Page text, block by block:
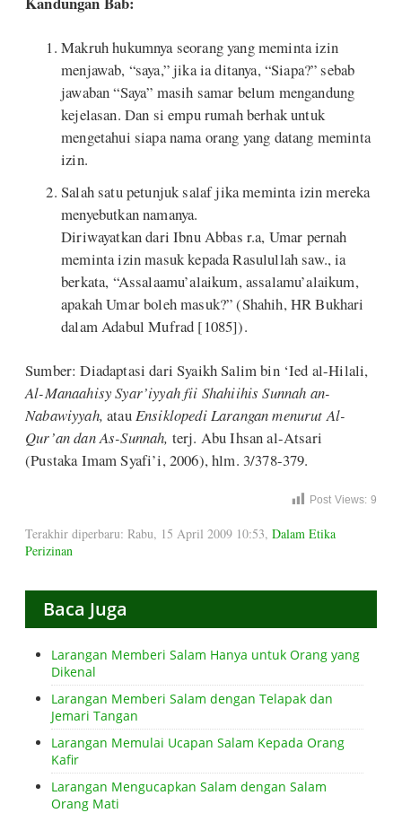
Makruh hukumnya seorang yang meminta izin
menjawab, “saya,” jika ia ditanya, “Siapa?” sebab
jawaban “Saya” masih samar belum mengandung
kejelasan. Dan si empu rumah berhak untuk
mengetahui siapa nama orang yang datang meminta
izin.
Salah satu petunjuk salaf jika meminta izin mereka
menyebutkan namanya.
Diriwayatkan dari Ibnu Abbas r.a, Umar pernah
meminta izin masuk kepada Rasulullah saw., ia
berkata, “Assalaamu’alaikum, assalamu’alaikum,
apakah Umar boleh masuk?” (Shahih, HR Bukhari
dalam Adabul Mufrad [1085]).
Sumber: Diadaptasi dari Syaikh Salim bin ‘Ied al-Hilali,
Al-Manaahisy Syar’iyyah fii Shahiihis Sunnah an-
Nabawiyyah, atauEnsiklopedi Larangan menurut Al-
Qur’an dan As-Sunnah, terj. Abu Ihsan al-Atsari
(Pustaka Imam Syafi’i, 2006), hlm. 3/378-379.
Post Views: 9
Terakhir diperbaru: Rabu, 15 April 2009 10:53, Dalam Etika
Perizinan
Baca Juga
Larangan Memberi Salam Hanya untuk Orang yang
Dikenal
Larangan Memberi Salam dengan Telapak dan
Jemari Tangan
Larangan Memulai Ucapan Salam Kepada Orang
Kafir
Larangan Mengucapkan Salam dengan Salam
Orang Mati